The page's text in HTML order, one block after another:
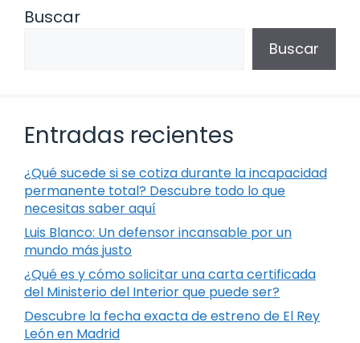
Buscar
Buscar
Entradas recientes
¿Qué sucede si se cotiza durante la incapacidad
permanente total? Descubre todo lo que
necesitas saber aquí
Luis Blanco: Un defensor incansable por un
mundo más justo
¿Qué es y cómo solicitar una carta certificada
del Ministerio del Interior que puede ser?
Descubre la fecha exacta de estreno de El Rey
León en Madrid